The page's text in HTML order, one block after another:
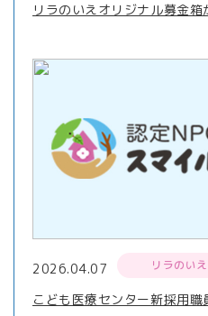
リラのいえオリジナル募金箱
2026.04.07 リラのいえ
こども医療センター新採用